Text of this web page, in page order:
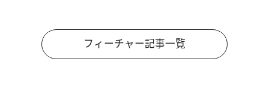
フィーチャー記事一覧